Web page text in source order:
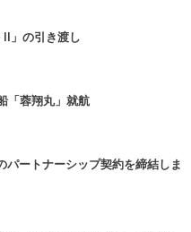
」の引き渡し
「蓉翔丸」就航
パートナーシップ契約を締結しま